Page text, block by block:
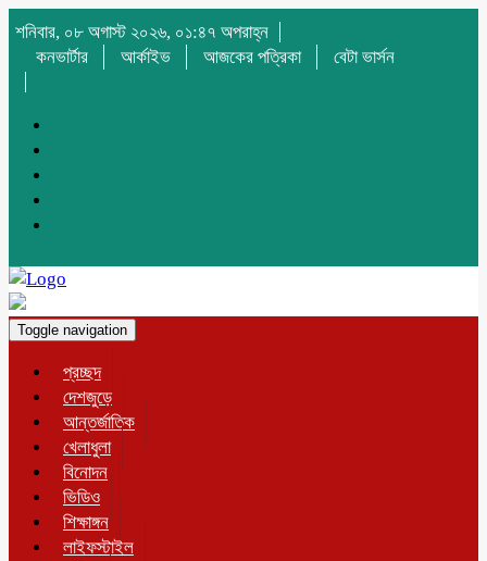
শনিবার, ০৮ অগাস্ট ২০২৬, ০১:৪৭ অপরাহ্ন
কনভার্টার
আর্কাইভ আজকের পত্রিকা বেটা ভার্সন
Toggle navigation
প্রচ্ছদ
দেশজুড়ে
আন্তর্জাতিক
খেলাধুলা
বিনোদন
ভিডিও
শিক্ষাঙ্গন
লাইফস্টাইল